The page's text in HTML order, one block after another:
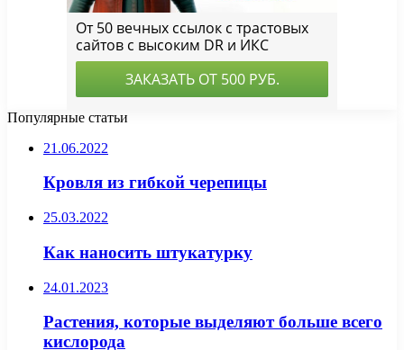
Популярные статьи
21.06.2022
Кровля из гибкой черепицы
25.03.2022
Как наносить штукатурку
24.01.2023
Растения, которые выделяют больше всего
кислорода